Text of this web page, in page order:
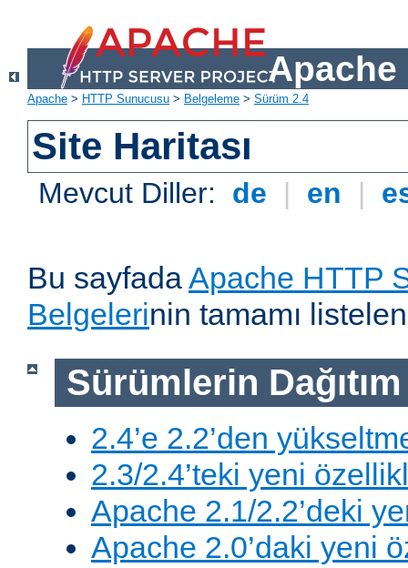
Apache
Apache > HTTP Sunucusu > Belgeleme > Sürüm 2.4
Site Haritası
Mevcut Diller: de | en |
Bu sayfadaApache HTTP
Belgelerinin tamamı
Sürümlerin
2.4’e 2.2’den
2.3/2.4’teki yeni
Apache 2.1/2.2’deki
Apache 2.0’daki yeni